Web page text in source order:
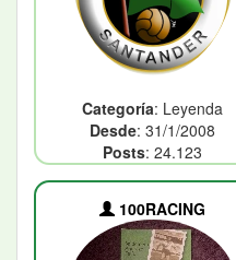
Categoría: Leyenda
Desde: 31/1/2008
Posts: 24.123
100RACING